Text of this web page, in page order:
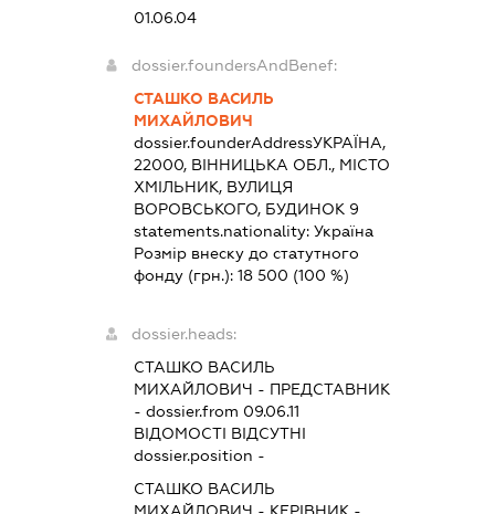
01.06.04
dossier.foundersAndBenef:
СТАШКО ВАСИЛЬ
МИХАЙЛОВИЧ
dossier.founderAddressУКРАЇНА,
22000, ВІННИЦЬКА ОБЛ., МІСТО
ХМІЛЬНИК, ВУЛИЦЯ
ВОРОВСЬКОГО, БУДИНОК 9
statements.nationality: Україна
Розмір внеску до статутного
фонду (грн.): 18 500 (100 %)
dossier.heads:
СТАШКО ВАСИЛЬ
МИХАЙЛОВИЧ - ПРЕДСТАВНИК
- dossier.from 09.06.11
ВІДОМОСТІ ВІДСУТНІ
dossier.position -
СТАШКО ВАСИЛЬ
МИХАЙЛОВИЧ - КЕРІВНИК -